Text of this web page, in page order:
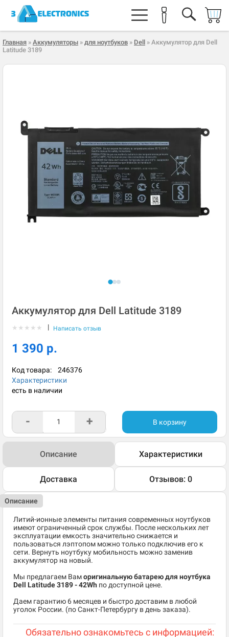
Главная » Аккумуляторы » для ноутбуков » Dell » Аккумулятор для Dell
Latitude 3189
Аккумулятор для Dell Latitude 3189
★ ★ ★ ★ ★ | Написать отзыв
1 390 р.
Код товара: 246376
Характеристики
есть в наличии
- + В корзину
Описание Характеристики
Доставка Отзывов: 0
Описание
Литий-ионные элементы питания современных ноутбуков
имеют ограниченный срок службы. После нескольких лет
эксплуатации емкость значительно снижается и
пользоваться лэптопом можно только подключив его к
сети. Вернуть ноутбуку мобильность можно заменив
аккумулятор на новый.
Мы предлагаем Ваморигинальную батарею для ноутбука
Dell Latitude 3189​ - 42Wh по доступной цене.
Даем гарантию 6 месяцев и быстро доставим в любой
уголок России. (по Санкт-Петербургу в день заказа).
Обязательно ознакомьтесь с информацией: